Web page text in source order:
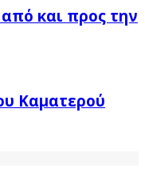
και προς την
Καματερού